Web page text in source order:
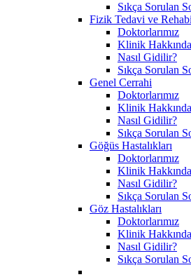
Sıkça Sorulan
Fizik Tedavi ve
Doktorlarımız
Klinik Hakkında
Nasıl Gidilir?
Sıkça Sorulan
Genel Cerrahi
Doktorlarımız
Klinik Hakkında
Nasıl Gidilir?
Sıkça Sorulan
Göğüs Hastalıkları
Doktorlarımız
Klinik Hakkında
Nasıl Gidilir?
Sıkça Sorulan
Göz Hastalıkları
Doktorlarımız
Klinik Hakkında
Nasıl Gidilir?
Sıkça Sorulan